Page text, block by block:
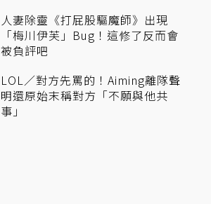
人妻除靈《打屁股驅魔師》出現
「梅川伊芙」Bug！這修了反而會
被負評吧
LOL／對方先罵的！Aiming離隊聲
明還原始末稱對方「不願與他共
事」